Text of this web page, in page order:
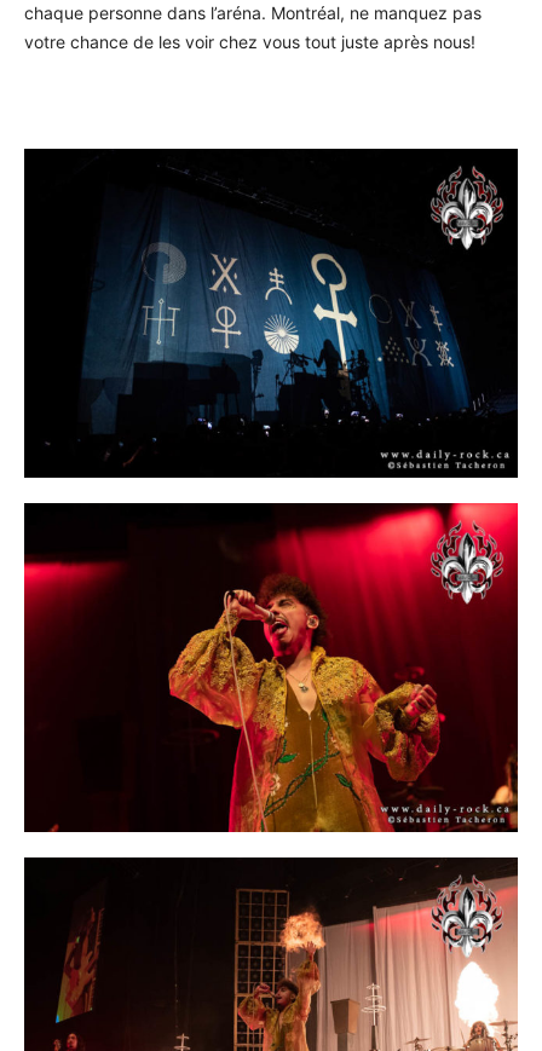
chaque personne dans l’aréna. Montréal, ne manquez pas
votre chance de les voir chez vous tout juste après nous!